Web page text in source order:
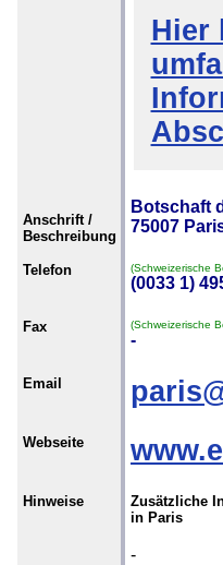
Hier
Anschrift /
Beschreibung
Botschaft
75007
Telefon (Schweizerische
(0033 1)
Fax (Schweizerische
-
Email
Webseite
Hinweise
Zusätzliche
in Paris
-